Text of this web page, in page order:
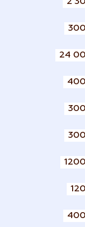
24